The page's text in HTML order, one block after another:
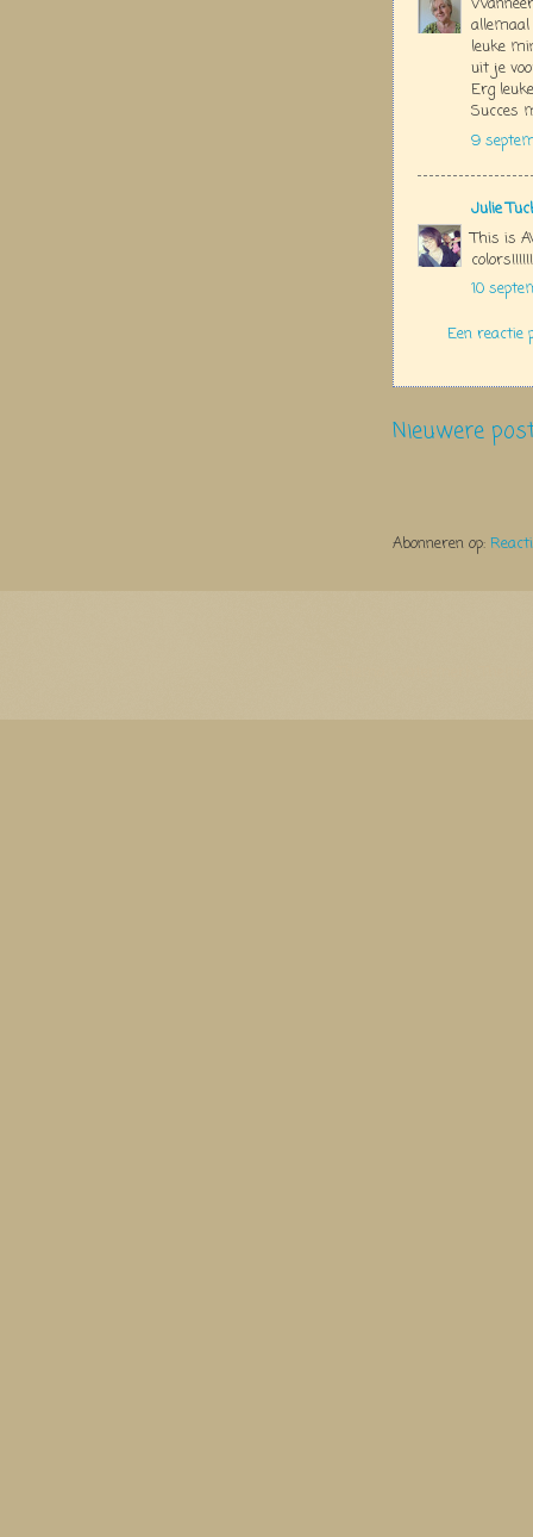
allemaal
leuke
uit je
Erg
Succes
9
Julie
This is
10
Een reactie
Nieuwere
Abonneren op: